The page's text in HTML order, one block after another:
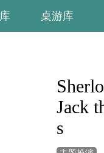
桌游库
Jack
s